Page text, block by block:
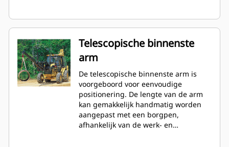
Telescopische binnenste
arm
De telescopische binnenste arm is
voorgeboord voor eenvoudige
positionering. De lengte van de arm
kan gemakkelijk handmatig worden
aangepast met een borgpen,
afhankelijk van de werk- en